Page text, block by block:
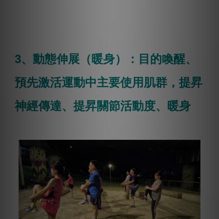
3、動態伸展（暖身）：目的喚醒、
預先激活運動中主要使用肌群，提昇
神經傳達、提昇關節活動度、暖身